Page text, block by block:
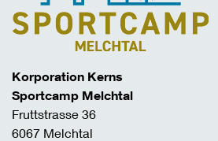
Korporation Kerns
Sportcamp Melchtal
Fruttstrasse 36
6067 Melchtal